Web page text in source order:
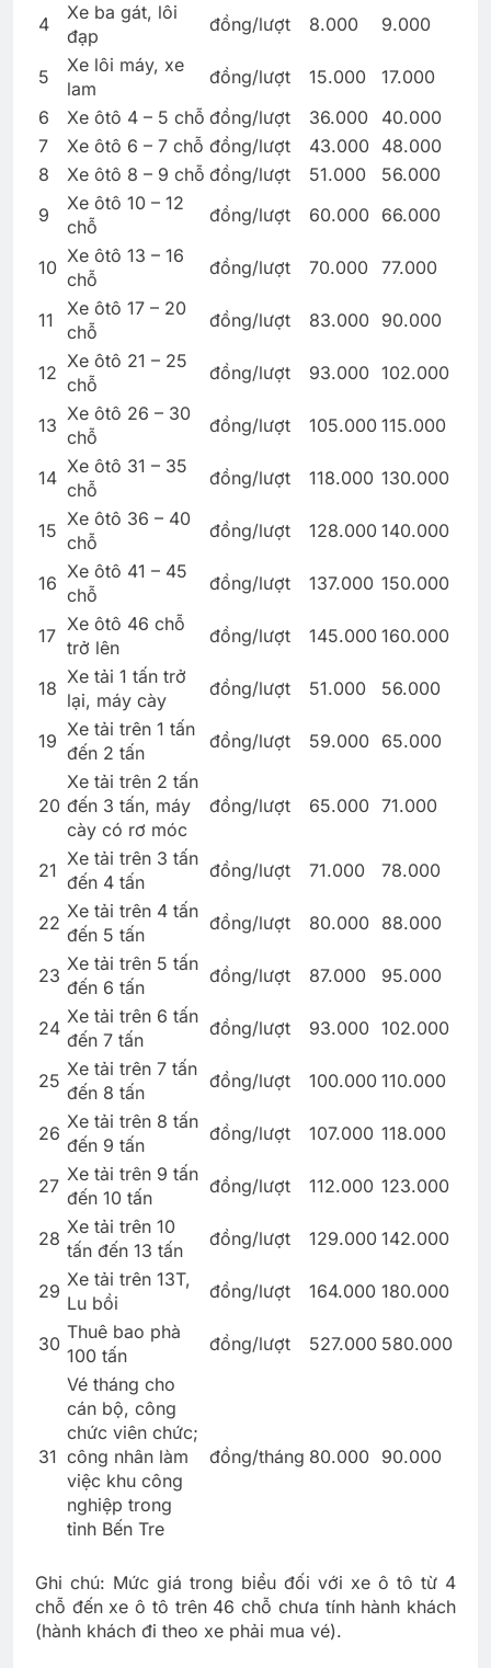
4
Xe ba gát, lôi
đạp
đồng/lượt 8.000 9.000
5
Xe lôi máy, xe
lam
đồng/lượt 15.000
17.000
6
Xe ôtô 4 – 5 chỗ đồng/lượt 36.000
40.000
7
Xe ôtô 6 – 7 chỗ đồng/lượt 43.000
48.000
8
Xe ôtô 8 – 9 chỗ đồng/lượt 51.000
56.000
9
Xe ôtô 10 – 12
chỗ
đồng/lượt 60.000 66.000
10
Xe ôtô 13 – 16
chỗ
đồng/lượt 70.000 77.000
11
Xe ôtô 17 – 20
chỗ
đồng/lượt 83.000 90.000
12
Xe ôtô 21 – 25
chỗ
đồng/lượt 93.000 102.000
13
Xe ôtô 26 – 30
chỗ
đồng/lượt 105.000 115.000
14
Xe ôtô 31 – 35
chỗ
đồng/lượt 118.000 130.000
15
Xe ôtô 36 – 40
chỗ
đồng/lượt 128.000 140.000
16
Xe ôtô 41 – 45
chỗ
đồng/lượt 137.000 150.000
17
Xe ôtô 46 chỗ
trở lên
đồng/lượt 145.000 160.000
18
Xe tải 1 tấn trở
lại, máy cày
đồng/lượt 51.000 56.000
19
Xe tải trên 1 tấn
đến 2 tấn
đồng/lượt 59.000 65.000
20
Xe tải trên 2 tấn
đến 3 tấn, máy
cày có rơ móc
đồng/lượt 65.000 71.000
21
Xe tải trên 3 tấn
đến 4 tấn
đồng/lượt 71.000 78.000
22
Xe tải trên 4 tấn
đến 5 tấn
đồng/lượt 80.000 88.000
23
Xe tải trên 5 tấn
đến 6 tấn
đồng/lượt 87.000 95.000
24
Xe tải trên 6 tấn
đến 7 tấn
đồng/lượt 93.000 102.000
25
Xe tải trên 7 tấn
đến 8 tấn
đồng/lượt 100.000 110.000
26
Xe tải trên 8 tấn
đến 9 tấn
đồng/lượt 107.000 118.000
27
Xe tải trên 9 tấn
đến 10 tấn
đồng/lượt 112.000 123.000
28
Xe tải trên 10
tấn đến 13 tấn
đồng/lượt 129.000 142.000
29
Xe tải trên 13T,
Lu bồi
đồng/lượt 164.000 180.000
30
Thuê bao phà
100 tấn
đồng/lượt 527.000 580.000
31
Vé tháng cho
cán bộ, công
chức viên chức;
công nhân làm
việc khu công
nghiệp trong
tỉnh Bến Tre
đồng/tháng 80.000 90.000
Ghi chú: Mức giá trong biểu đối với xe ô tô từ 4
chỗ đến xe ô tô trên 46 chỗ chưa tính hành khách
(hành khách đi theo xe phải mua vé).